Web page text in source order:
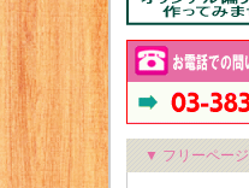
▼ フリーページ